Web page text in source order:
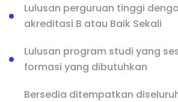
Lulusan perguruan tinggi
akreditasi B atau Baik Sekali
Lulusan program studi yang
formasi yang dibutuhkan
Bersedia ditempatkan